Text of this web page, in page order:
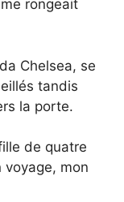
rongeait
Chelsea, se
tandis
la porte.
de quatre
voyage, mon